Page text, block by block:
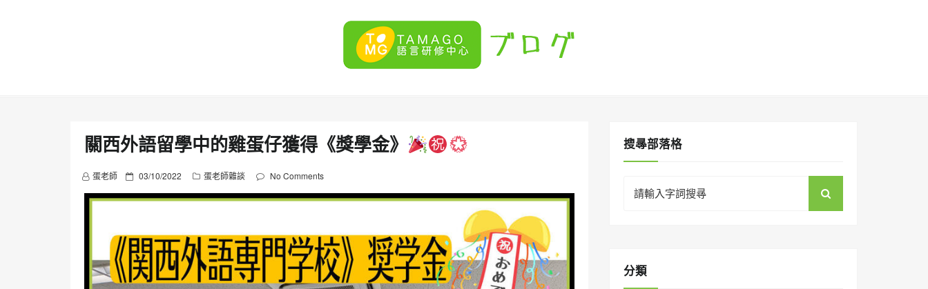
關西外語留學中的雞蛋仔獲得《獎學金》
蛋老師
P
s
d
o
n
03/10/2022 蛋老師雜談 No Comments
搜㝷部落格
for:
分類